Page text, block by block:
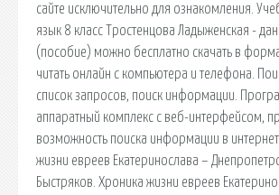
сайте исключительно для ознакомления.
язык 8 класс Тростенцова Ладыженская -
(пособие) можно бесплатно скачать в
читать онлайн с компьютера и телефона.
список запросов, поиск информации.
аппаратный комплекс с веб-интерфейсом,
возможность поиска информации в
жизни евреев Екатеринослава –
Быстряков. Хроника жизни евреев